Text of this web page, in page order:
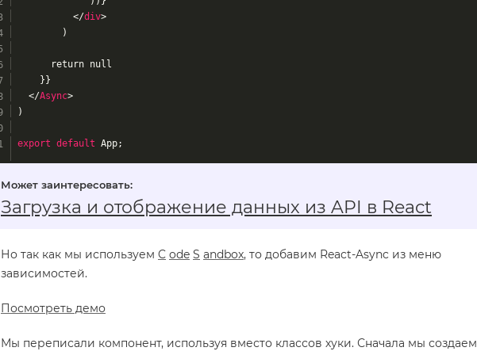
</div>
        )
      return null
    }}
</Async>
)
export default App;
Загрузка и отображение данных из API в React
Но так как мы используем C ode S andbox, то добавим React-Async из меню
зависимостей.
Посмотреть демо
Мы переписали компонент, используя вместо классов хуки. Сначала мы создаем